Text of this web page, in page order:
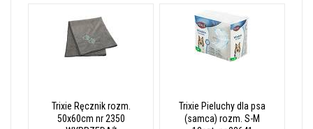
Trixie Ręcznik rozm.
50x60cm nr 2350
Trixie Pieluchy dla psa
(samca) rozm. S-M